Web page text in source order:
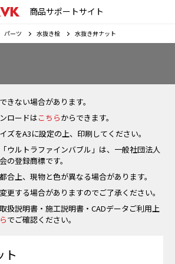
商品サポートサイト
パーツ 水抜き栓 水抜き弁ナット
きない場合があります。
ロードはこちらからできます。
をA3に設定の上、印刷してください。
ウルトラファインバブル」は、一般社団法人
の登録商標です。
合上、現物と色が異なる場合があります。
更する場合がありますのでご了承ください。
扱説明書・施工説明書・CADデータご利用上
でご確認ください。
ト